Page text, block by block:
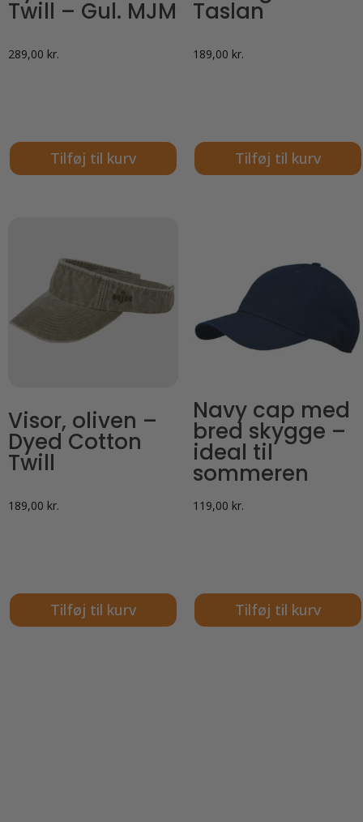
Twill – Gul. MJM
289,00 kr.
Tilføj til kurv
Taslan
189,00 kr.
Tilføj til kurv
Visor, oliven –
Dyed Cotton
Twill
189,00 kr.
Tilføj til kurv
Navy cap med
bred skygge –
ideal til
sommeren
119,00 kr.
Tilføj til kurv